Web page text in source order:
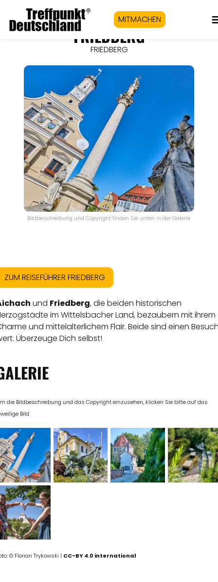
MITMACHEN
FRIEDBERG
FRIEDBERG
Bildbeschreibung und Copyright finden Sie unten in der Galerie.
ZUM REISEFÜHRER FRIEDBERG
und Friedberg, die beiden historischen
im Wittelsbacher Land, bezaubern mit ihrem
und mittelalterlichem Flair. Beide sind einen
Überzeuge Dich selbst!
die Bildbeschreibung und das Copyright einzusehen, klicken Sie bitte auf das
Bild.
© Florian Trykowski | CC-BY 4.0 international